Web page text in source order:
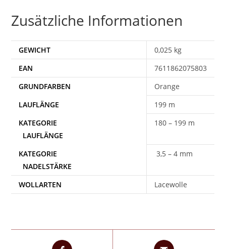
Zusätzliche Informationen
GEWICHT
0,025 kg
EAN
7611862075803
Orange
199 m
180 – 199 m
3,5 – 4 mm
WOLLARTEN Lacewolle